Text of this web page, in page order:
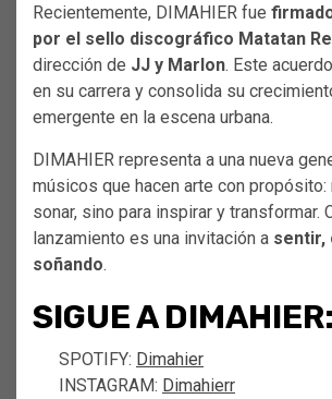
Recientemente, DIMAHIER fue
por el sello discográfico Matatan
dirección de JJ y Marlon. Este
en su carrera y consolida su
emergente en la escena urbana.
DIMAHIER representa a una nueva
músicos que hacen arte con propósito:
sonar, sino para inspirar y transformar.
lanzamiento es una invitación a sentir,
soñando.
SIGUE A DIMAHIER:
SPOTIFY: Dimahier
INSTAGRAM: Dimahierr